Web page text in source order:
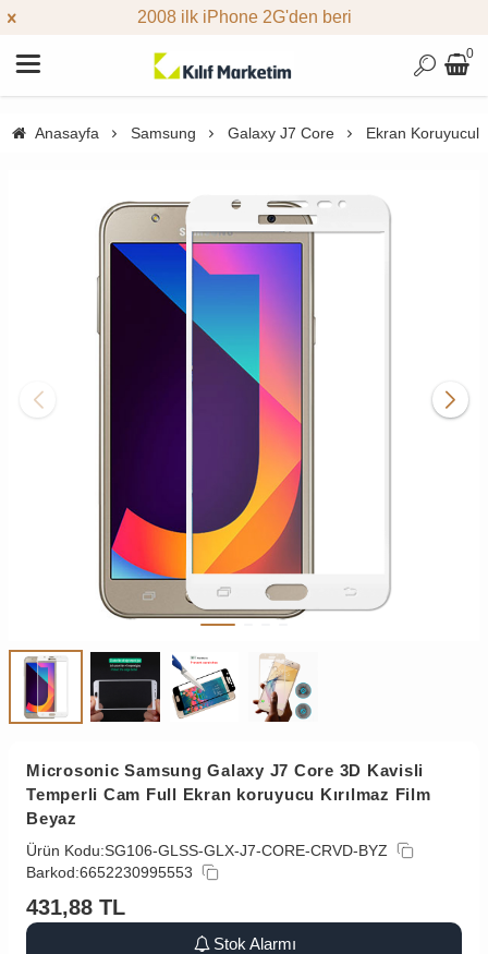
2008 ilk iPhone 2G'den beri
0
Anasayfa Samsung Galaxy J7 Core Ekran
Microsonic Samsung Galaxy J7 Core 3D Kavisli
Temperli Cam Full Ekran koruyucu Kırılmaz Film
Beyaz
Ürün Kodu:SG106-GLSS-GLX-J7-CORE-CRVD-BYZ
Barkod:6652230995553
431,88 TL
Stok Alarmı